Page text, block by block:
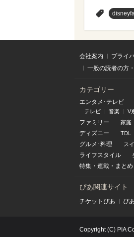
会社案内 プライ
一般の読者の方
カテゴリー
エンタメ･テレビ
テレビ 音楽 V
ファミリー 家庭
ディズニー TDL
グルメ･料理 ス
ライフスタイル
特集 ・ 連載 ・ まとめ
ぴあ関連サイト
チケットぴあ ぴ
Copyright (C) PIA